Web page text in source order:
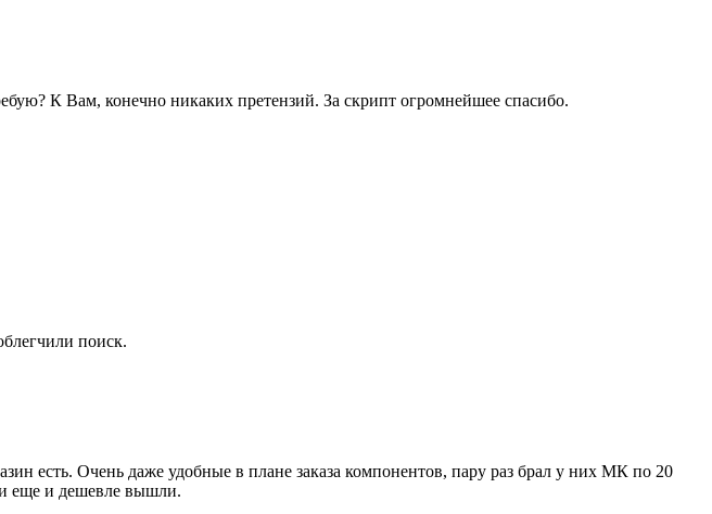
К Вам, конечно никаких претензий. За скрипт огромнейшее спасибо.
поиск.
есть. Очень даже удобные в плане заказа компонентов, пару раз брал у них МК по 20
еще и дешевле вышли.